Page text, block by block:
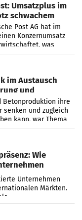
Umsatzplus im
schwachem
Post AG hat im
Konzernumsatz
was
gegenüber dem
im Austausch
und
Betonproduktion ihre
senken und zugleich
kann, war Thema
Staatssekretärin
Wie
Unternehmen
Märkten.
untersucht die
über